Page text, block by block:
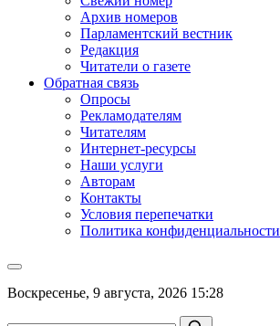
Архив номеров
Парламентский вестник
Редакция
Читатели о газете
Обратная связь
Опросы
Рекламодателям
Читателям
Интернет-ресурсы
Наши услуги
Авторам
Контакты
Условия перепечатки
Политика конфиденциальности
Воскресенье, 9 августа, 2026 15:28